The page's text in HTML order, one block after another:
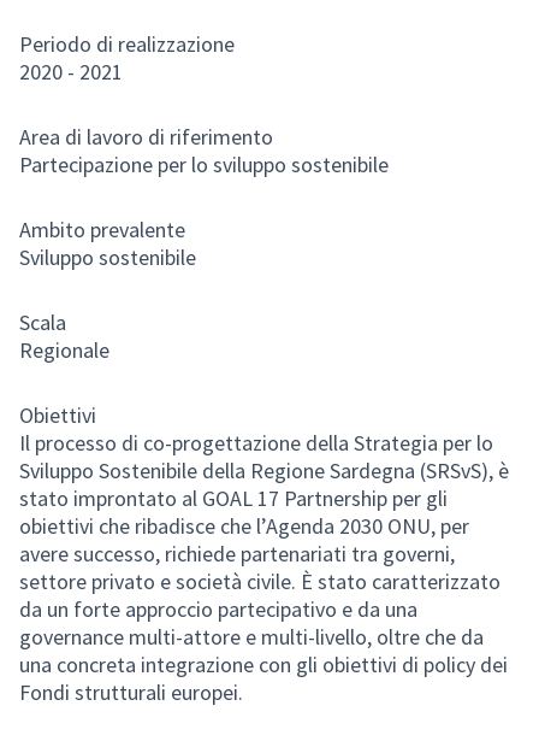
Periodo di realizzazione
2020 - 2021
Area di lavoro di riferimento
Partecipazione per lo sviluppo sostenibile
Ambito prevalente
Sviluppo sostenibile
Scala
Regionale
Obiettivi
Il processo di co-progettazione della Strategia per lo
Sviluppo Sostenibile della Regione Sardegna (SRSvS), è
stato improntato al GOAL 17 Partnership per gli
obiettivi che ribadisce che l’Agenda 2030 ONU, per
avere successo, richiede partenariati tra governi,
settore privato e società civile. È stato caratterizzato
da un forte approccio partecipativo e da una
governance multi-attore e multi-livello, oltre che da
una concreta integrazione con gli obiettivi di policy dei
Fondi strutturali europei.